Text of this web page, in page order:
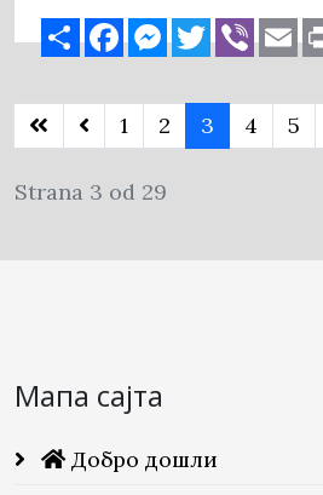
ShareFacebook
Messenger
Twitter
Viber
1 2 3 4 5
Strana 3 od 29
Мапа сајта
Добро дошли